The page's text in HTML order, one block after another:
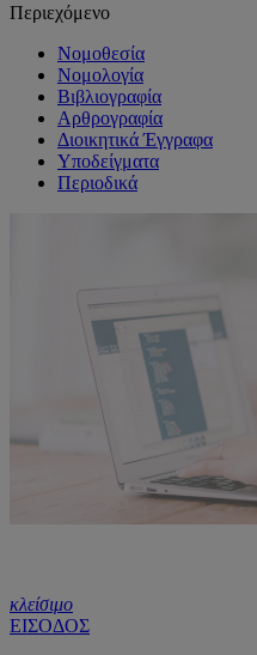
Περιεχόμενο
Νομοθεσία
Νομολογία
Βιβλιογραφία
Αρθρογραφία
Διοικητικά Έγγραφα
Υποδείγματα
Περιοδικά
κλείσιμο
ΕΙΣΟΔΟΣ